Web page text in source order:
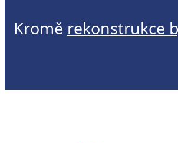
Kromě rekonstrukce